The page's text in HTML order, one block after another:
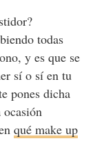
todas
y es que se
sí o sí en tu
pones dicha
qué make up